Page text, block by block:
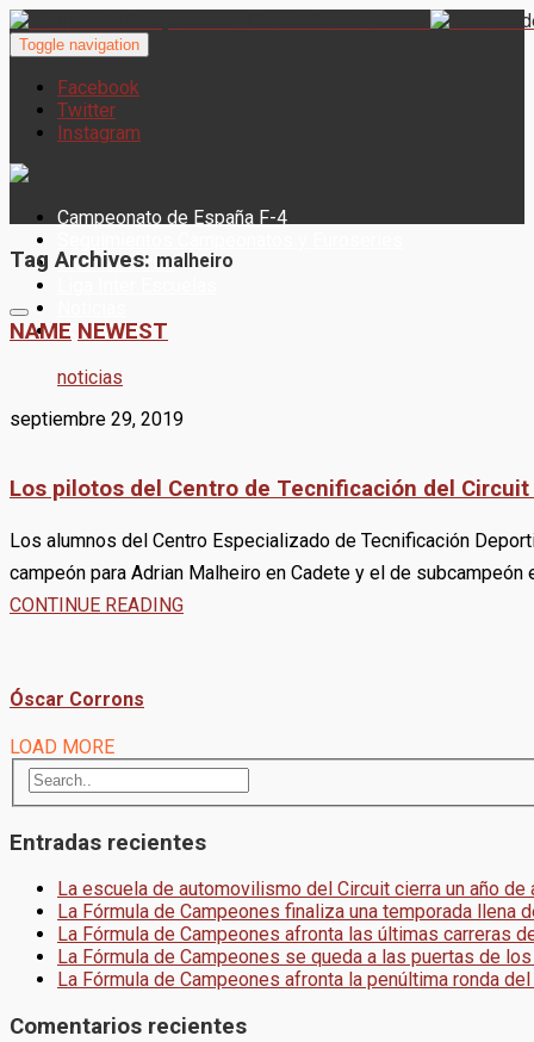
Toggle navigation
Facebook
Twitter
Instagram
Campeonato de España F-4
Woman Series
CONTACTO
Tag Archives: malheiro
NAME NEWEST
noticias
septiembre 29, 2019
Los pilotos del Centro de Tecnificación del
Los alumnos del Centro Especializado de Tecnificación
campeón para Adrian Malheiro en Cadete y el de
CONTINUE READING
Óscar Corrons
LOAD MORE
Entradas recientes
La escuela de automovilismo del Circuit cierra un año
La Fórmula de Campeones finaliza una temporada llena
La Fórmula de Campeones afronta las últimas carreras
La Fórmula de Campeones se queda a las puertas de
La Fórmula de Campeones afronta la penúltima ronda
Comentarios recientes